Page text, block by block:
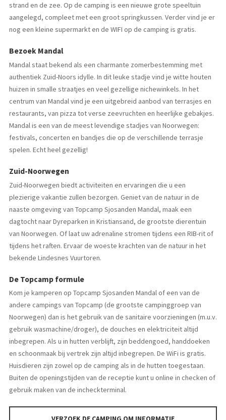
strand en de zee. Op de camping is een nieuwe grote speeltuin
aangelegd, compleet met een groot springkussen. Verder vind je er
nog een kleine supermarkt en de WIFI op de camping is gratis.
Bezoek Mandal
Mandal staat bekend als een charmante zomerbestemming met
authentiek Zuid-Noors idylle. In dit leuke stadje vind je witte houten
huizen in smalle straatjes en veel gezellige nichewinkels. In het
centrum van Mandal vind je een uitgebreid aanbod van terrasjes en
restaurants, van pizza tot verse zeevruchten en heerlijke gebakjes.
Mandal is een van de meest levendige stadjes van Noorwegen:
festivals, concerten en bandjes die op de verschillende terrasje
spelen. Echt heel gezellig!
Zuid-Noorwegen
Zuid-Noorwegen biedt activiteiten en ervaringen die u een
plezierige vakantie zullen bezorgen. Geniet van de natuur in de
naaste omgeving van Topcamp Sjosanden Mandal, maak een
dagtocht naar Dyreparken in Kristiansand, de grootste dierentuin
van Noorwegen. Of laat uw adrenaline stromen tijdens een RIB-rit of
tijdens het raften. Ervaar de woeste krachten van de natuur in het
bekende Lindesnes Vuurtoren.
De Topcamp formule
Kom je kamperen op Topcamp Sjosanden Mandal of een van de
andere campings van Topcamp (de grootste campinggroep van
Noorwegen) dan is het gebruik van de sanitaire voorzieningen (m.u.v.
gebruik wasmachine/droger), de douches en elektriciteit altijd
inbegrepen. Als u in hutten verblijft, zijn beddengoed, handdoeken
en schoonmaak bij vertrek zijn altijd inbegrepen. De WiFi is gratis.
Huisdieren zijn zowel op de camping als in de hutten toegestaan.
Buiten de openingstijden van de receptie kunt u online in checken of
gebruik maken van de incheckterminal.